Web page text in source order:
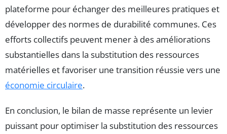
plateforme pour échanger des meilleures pratiques et
développer des normes de durabilité communes. Ces
efforts collectifs peuvent mener à des améliorations
substantielles dans la substitution des ressources
matérielles et favoriser une transition réussie vers une
économie circulaire.
En conclusion, le bilan de masse représente un levier
puissant pour optimiser la substitution des ressources